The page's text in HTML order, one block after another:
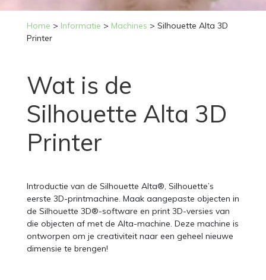
Home > Informatie > Machines > Silhouette Alta 3D
Printer
Wat is de
Silhouette Alta 3D
Printer
Introductie van de Silhouette Alta®, Silhouette’s
eerste 3D-printmachine. Maak aangepaste objecten in
de Silhouette 3D®-software en print 3D-versies van
die objecten af ​​met de Alta-machine. Deze machine is
ontworpen om je creativiteit naar een geheel nieuwe
dimensie te brengen!